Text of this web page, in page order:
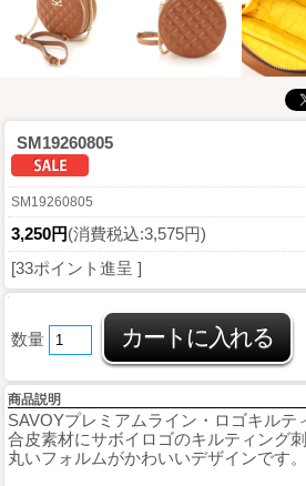
SM19260805
SM19260805
3,250円(消費税込:3,575円)
[33ポイント進呈 ]
数量
商品説明
SAVOYプレミアムライン・ロゴキルテ
合皮素材にサボイロゴのキルティング刺
丸いフォルムがかわいいデザインです。